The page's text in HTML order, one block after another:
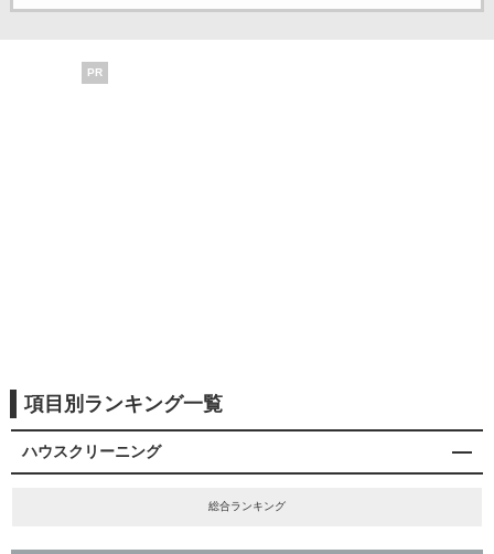
PR
項目別ランキング一覧
ハウスクリーニング
総合ランキング